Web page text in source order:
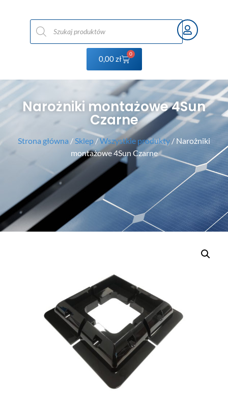
0,00zł
0
Narożniki montażowe 4Sun
Czarne
Strona główna / Sklep /Wszystkie produkty / Narożniki
montażowe 4Sun Czarne